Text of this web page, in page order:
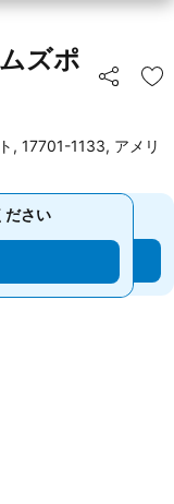
ズポ
シェア お
, 17701-1133, アメリ
ださい
ださい